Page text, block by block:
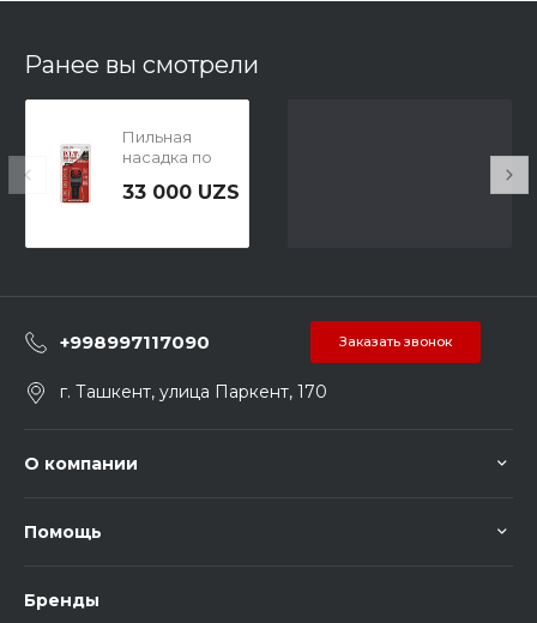
Ранее вы смотрели
Пильная
насадка по
P.I.T. ACTW08-
33 000 UZS
+998997117090 Заказать звонок
г. Ташкент, улица Паркент, 170
О компании
Помощь
Бренды